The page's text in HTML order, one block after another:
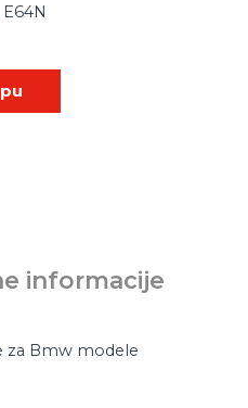
informacije
za Bmw modele